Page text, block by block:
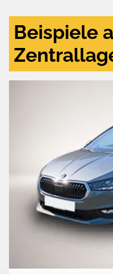
Beispiele